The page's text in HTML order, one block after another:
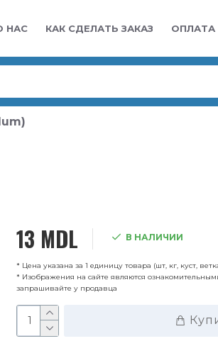
НАС КАК СДЕЛАТЬ ЗАКАЗ ОПЛАТА
13 MDL В НАЛИЧИИ
* Цена указана за 1 единицу товара (шт, кг, куст,
* Изображения на сайте являются
запрашивайте у продавца